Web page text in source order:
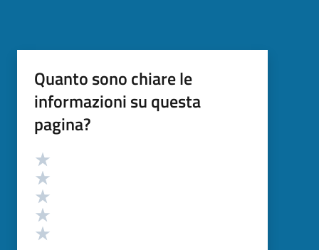
Quanto sono chiare le
informazioni su questa
pagina?
Valutazione